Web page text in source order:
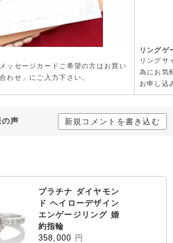
ッセージカードご希望の方はお買い
わせ」にご入力下さい。
リングゲ
リングサ
為にお気
お申し込
声 新規コメントを書き込む
プラチナ ダイヤモン
ド ヘイローデザイン
エンゲージリング 婚
約指輪
358,000 円